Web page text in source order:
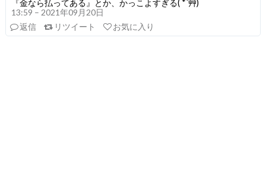
『金なら払ってある』とか、かっこよすぎる( *´艸)
13:59 – 2021年09月20日
返信
リツイート お気に入り